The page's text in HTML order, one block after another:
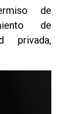
de
de
privada,